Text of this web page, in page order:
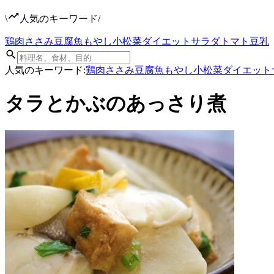
\ 人気のキーワード/
鶏肉ささみ豆腐魚 もやし小松菜ダイエット サラダトマト 豆乳
人気のキーワード:鶏肉ささみ豆腐魚 もやし小松菜ダイエット
タラとかぶのあっさり煮